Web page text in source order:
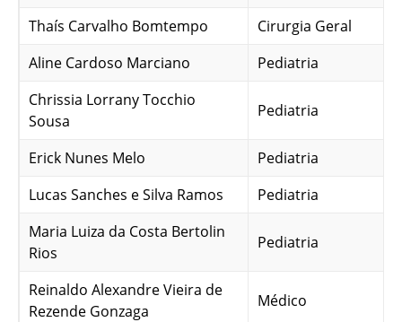
Thaís Carvalho Bomtempo
Cirurgia Geral
Aline Cardoso Marciano
Pediatria
Chrissia Lorrany Tocchio
Sousa
Pediatria
Erick Nunes Melo
Pediatria
Lucas Sanches e Silva Ramos
Pediatria
Maria Luiza da Costa Bertolin
Rios
Pediatria
Reinaldo Alexandre Vieira de
Rezende Gonzaga
Médico